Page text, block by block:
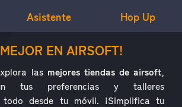
Asistente Hop Up
UP? EN AIRSOFT!
las mejores tiendas de airsoft,
tus preferencias y talleres
todo desde tu móvil. ¡Simplifica tu